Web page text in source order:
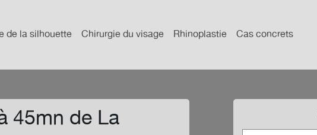
de la silhouette Chirurgie du visage Rhinoplastie Cas concrets
45mn de La